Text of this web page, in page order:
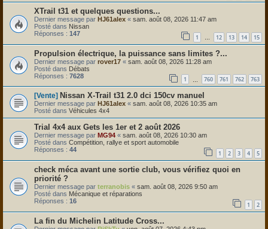
XTrail t31 et quelques questions...
Dernier message par HJ61alex « sam. août 08, 2026 11:47 am
Posté dans Nissan
Réponses : 147 1 … 12 13 14 15
Propulsion électrique, la puissance sans limites ?...
Dernier message par rover17 « sam. août 08, 2026 11:28 am
Posté dans Débats
Réponses : 7628 1 760 761 762 763
[Vente] Nissan X-Trail t31 2.0 dci 150cv manuel
Dernier message par HJ61alex « sam. août 08, 2026 10:35 am
Posté dans Véhicules 4x4
Trial 4x4 aux Gets les 1er et 2 août 2026
Dernier message par MG94 « sam. août 08, 2026 10:30 am
Posté dans Compétition, rallye et sport automobile
Réponses : 44 1 2 3 4 5
check méca avant une sortie club, vous vérifiez quoi en
priorité ?
Dernier message par terranobis « sam. août 08, 2026 9:50 am
Posté dans Mécanique et réparations
Réponses : 16 1 2
La fin du Michelin Latitude Cross...